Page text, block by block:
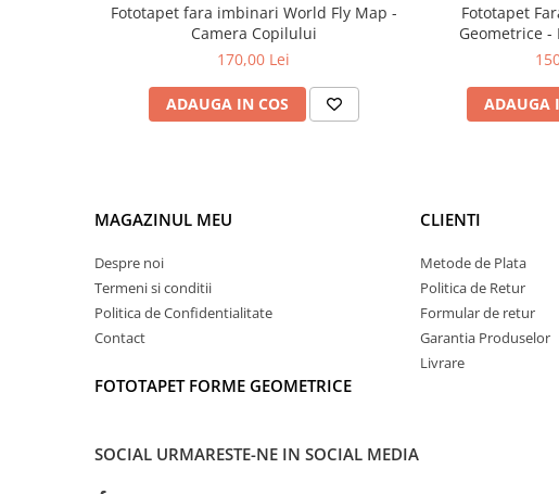
Fototapet fara imbinari World Fly Map -
Camera Copilului
170,00 Lei
ADAUGA IN COS
Fototapet
Geometrice
ADAUGA
MAGAZINUL MEU
Despre noi
Termeni si conditii
Politica de Confidentialitate
Contact
FOTOTAPET FORME GEOMETRICE
CLIENTI
Metode de Plata
Politica de Retur
Formular de retur
Garantia Produselor
Livrare
SOCIAL URMARESTE-NE IN SOCIAL MEDIA